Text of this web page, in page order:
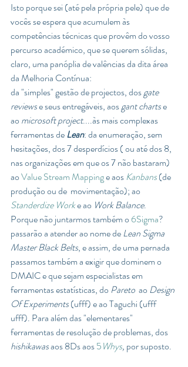
Isto porque sei (até pela própria pele) que de
vocês se espera que acumulem às
competências técnicas que provêm do vosso
percurso académico, que se querem sólidas,
claro, uma panóplia de valências da dita área
da Melhoria Contínua:
da "simples" gestão de projectos, dos gate
reviews e seus entregáveis, aos gant charts e
ao microsoft project....às mais complexas
ferramentas de Lean: da enumeração, sem
hesitações, dos 7 desperdícios ( ou até dos 8,
nas organizações em que os 7 não bastaram)
ao Value Stream Mapping e aos Kanbans (de
produção ou de  movimentação); ao
Standerdize Work e ao Work Balance.
Porque não juntarmos também o 6Sigma?
passarão a atender ao nome de Lean Sigma
Master Black Belts, e assim, de uma pernada
passamos também a exigir que dominem o
DMAIC e que sejam especialistas em
ferramentas estatísticas, do Pareto ao Design
Of Experiments (ufff) e ao Taguchi (ufff
ufff). Para além das "elementares"
ferramentas de resolução de problemas, dos
hishikawas aos 8Ds aos 5Whys, por suposto.